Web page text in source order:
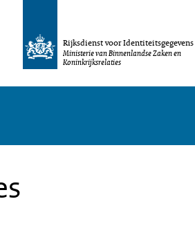
Rijksdienst voor Identiteitsgegevens
Ministerie van Binnenlandse Zaken en
Koninkrijksrelaties